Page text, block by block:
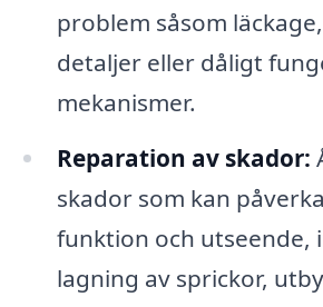
problem såsom
detaljer eller dåligt
mekanismer.
Reparation av skador:
skador som kan
funktion och utseende,
lagning av sprickor,